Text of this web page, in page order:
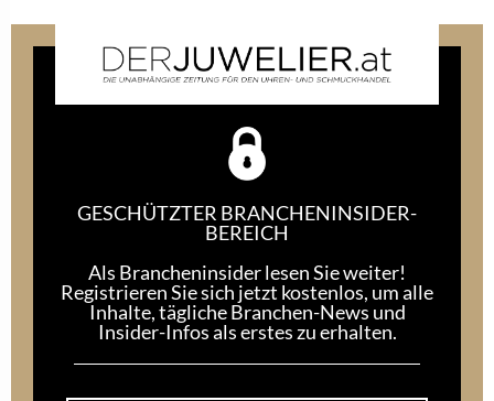
GESCHÜTZTER BRANCHENINSIDER-
BEREICH
Als Brancheninsider lesen Sie weiter!
Registrieren Sie sich jetzt kostenlos, um alle
Inhalte, tägliche Branchen-News und
Insider-Infos als erstes zu erhalten.